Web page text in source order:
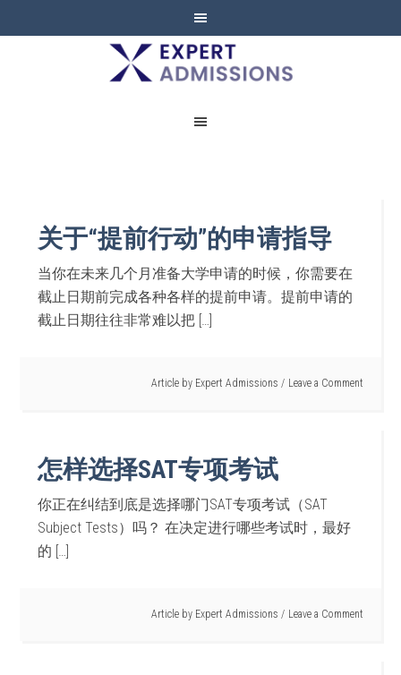
EXPERT
ADMISSIONS
关于“提前行动”的申请指导
当你在未来几个月准备大学申请的时候，你需要在
截止日期前完成各种各样的提前申请。提前申请的
截止日期往往非常难以把 […]
Article by Expert Admissions Leave a Comment
怎样选择SAT专项考试
你正在纠结到底是选择哪门SAT专项考试（SAT
Subject Tests）吗？ 在决定进行哪些考试时，最好
的 […]
Article by Expert Admissions Leave a Comment